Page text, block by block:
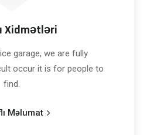
Xidmətləri
garage, we are fully
occur it is for people to
find.
Məlumat